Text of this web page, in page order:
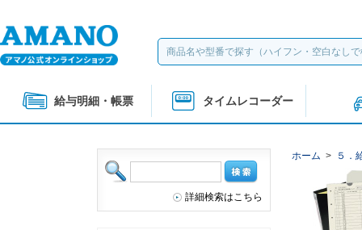
給与明細・帳票 タイムレコーダー
ホーム > ５．
詳細検索はこちら